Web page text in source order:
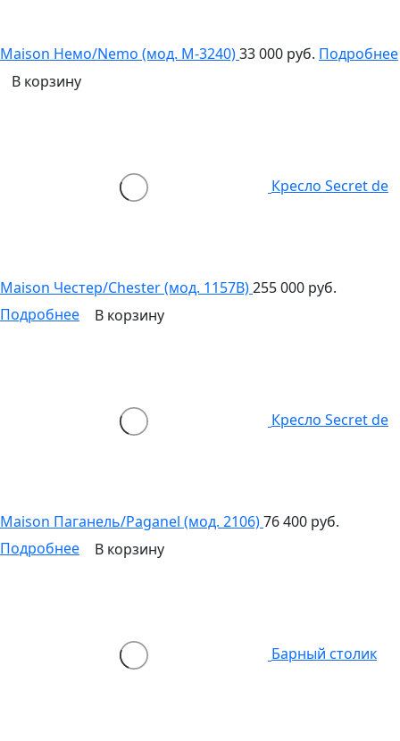
Maison Немо/Nemo (мод. M-3240)33 000 руб. Подробнее
В корзину
Кресло Secret de
Maison Честер/Chester (мод. 1157B)255 000 руб.
Подробнее
В корзину
Кресло Secret de
Maison Паганель/Paganel (мод. 2106)76 400 руб.
Подробнее
В корзину
Барный столик